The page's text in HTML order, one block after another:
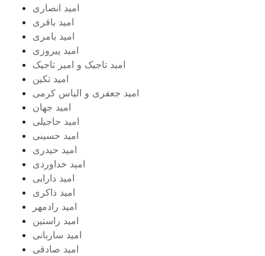
امید انصاری
امید باقری
امید بامری
امید پیروزی
امید تاجیک و امیر تاجیک
امید تکین
امید جعفری و الیاس کرمی
امید جهان
امید حاجیلی
امید حسینی
امید حیدری
امید خداوردی
امید دارابی
امید ذاکری
امید رادمهر
امید راستین
امید ساربانی
امید صادقی